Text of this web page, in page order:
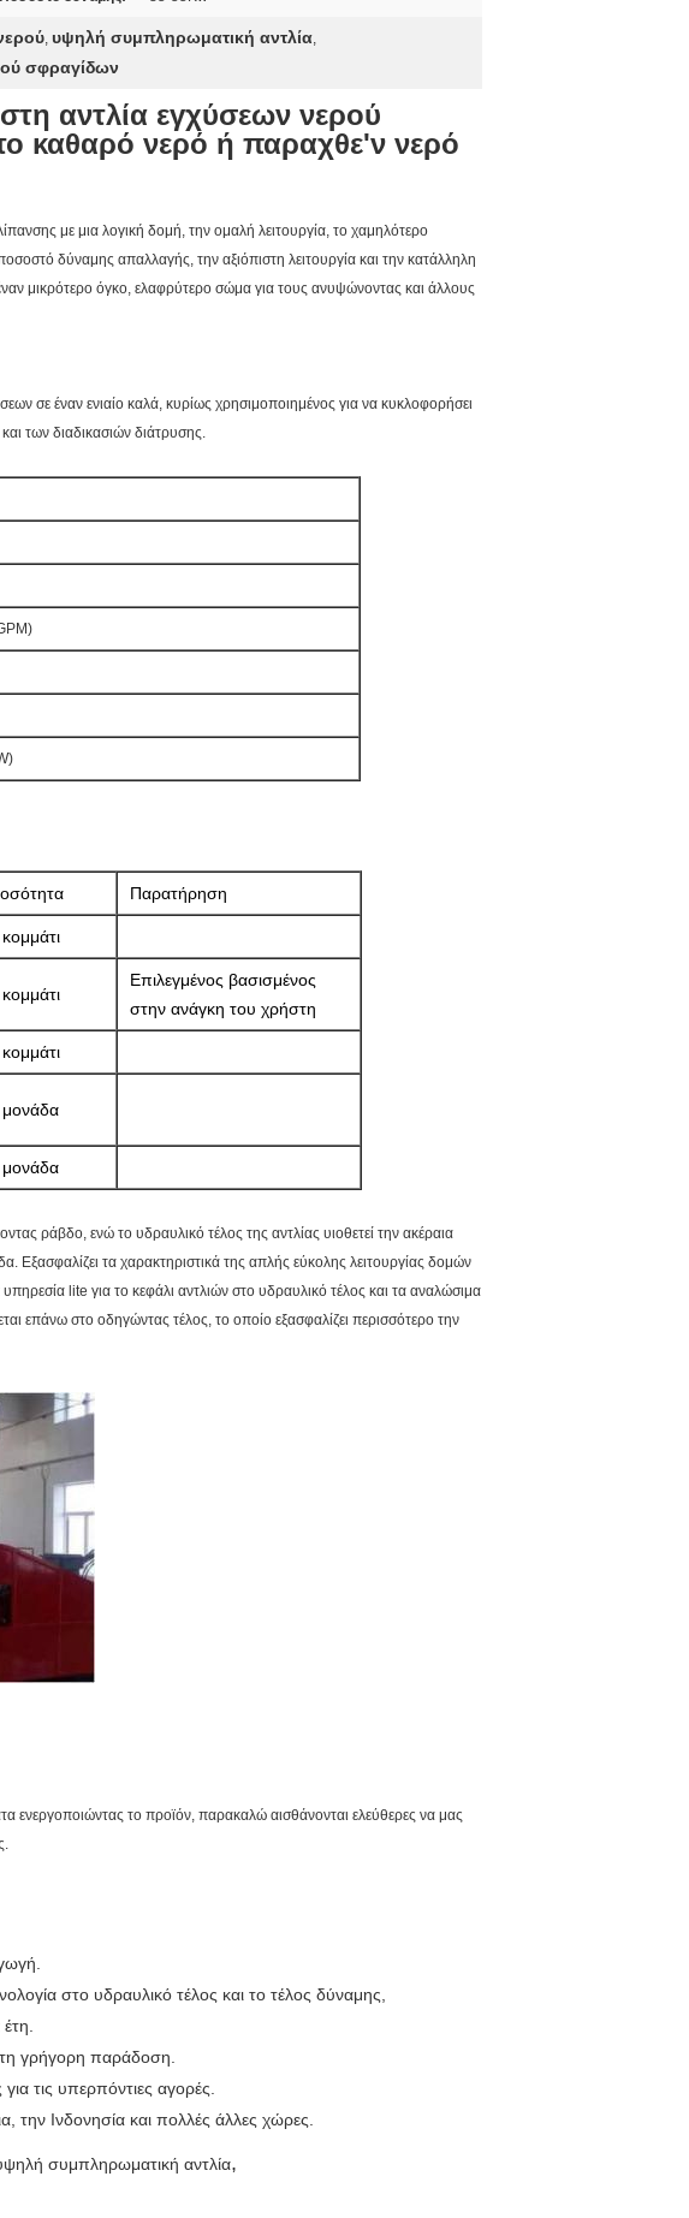
, υψηλή συμπληρωματική αντλία,
σφραγίδων
αντλία εγχύσεων νερού
καθαρό νερό ή παραχθε'ν νερό
με μια λογική δομή, την ομαλή λειτουργία, το χαμηλότερο
δύναμης απαλλαγής, την αξιόπιστη λειτουργία και την κατάλληλη
μικρότερο όγκο, ελαφρύτερο σώμα για τους ανυψώνοντας και άλλους
σε έναν ενιαίο καλά, κυρίως χρησιμοποιημένος για να κυκλοφορήσει
των διαδικασιών διάτρυσης.
Παρατήρηση
Επιλεγμένος βασισμένος
στην ανάγκη του χρήστη
μονάδα
μονάδα
ράβδο, ενώ το υδραυλικό τέλος της αντλίας υιοθετεί την ακέραια
Εξασφαλίζει τα χαρακτηριστικά της απλής εύκολης λειτουργίας δομών
lite για το κεφάλι αντλιών στο υδραυλικό τέλος και τα αναλώσιμα
επάνω στο οδηγώντας τέλος, το οποίο εξασφαλίζει περισσότερο την
το προϊόν, παρακαλώ αισθάνονται ελεύθερες να μας
στο υδραυλικό τέλος και το τέλος δύναμης,
γρήγορη παράδοση.
τις υπερπόντιες αγορές.
Ινδονησία και πολλές άλλες χώρες.
συμπληρωματική αντλία,